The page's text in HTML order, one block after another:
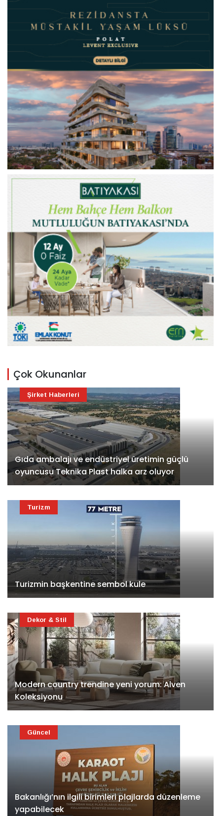
Çok Okunanlar
Gıda ambalajı ve endüstriyel üretimin güçlü
oyuncusu Teknika Plast halka arz oluyor
Şirket Haberleri
Turizmin başkentine sembol kule
Turizm
Modern country trendine yeni yorum: Alven
Koleksiyonu
Dekor & Stil
Bakanlığı’nın ilgili birimleri plajlarda düzenleme
yapabilecek
Güncel